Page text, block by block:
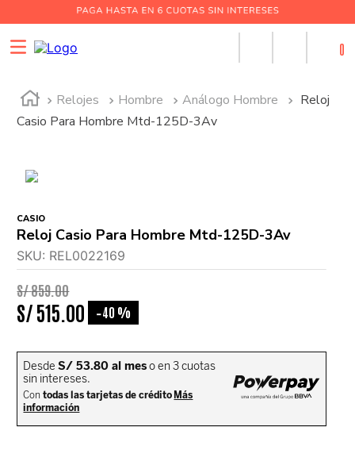
0
Relojes Hombre Análogo Hombre
Reloj
Casio Para Hombre Mtd-125D-3Av
CASIO
Reloj Casio Para Hombre Mtd-125D-3Av
SKU: REL0022169
S/859.00
S/515 00 -40 %